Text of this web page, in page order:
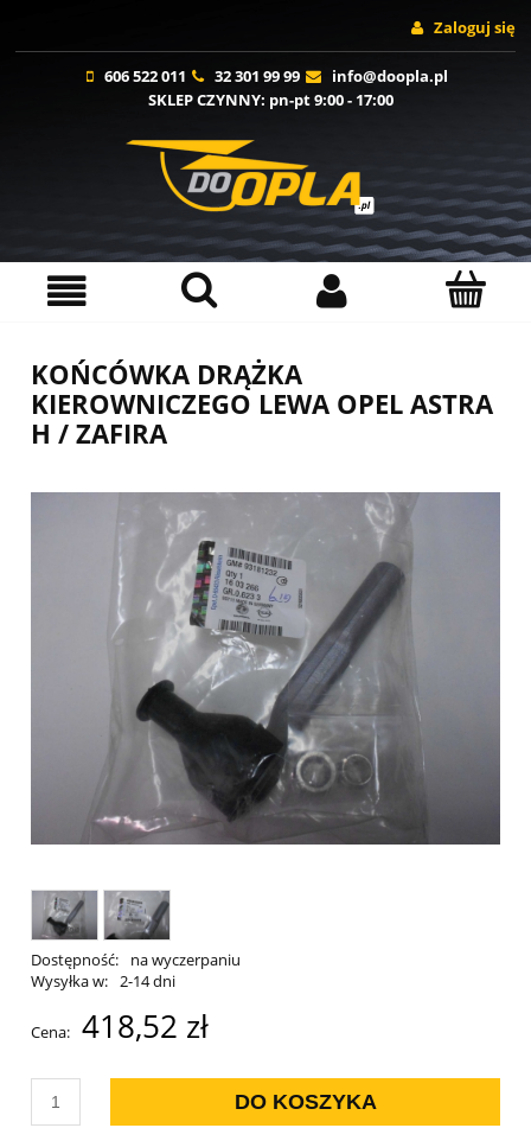
Zaloguj się
606 522 011 32 301 99 99
info@doopla.pl
SKLEP CZYNNY: pn-pt 9:00 - 17:00
KOŃCÓWKA DRĄŻKA
KIEROWNICZEGO LEWA OPEL ASTRA
H / ZAFIRA
Dostępność:
na wyczerpaniu
Wysyłka w: 2-14 dni
Cena: 418,52 zł
DO KOSZYKA